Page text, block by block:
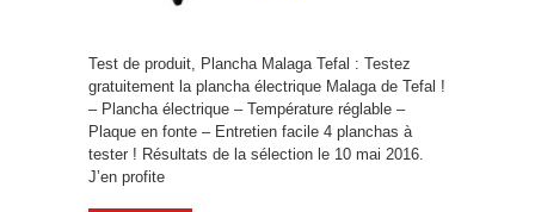
Test de produit, Plancha Malaga Tefal : Testez
gratuitement la plancha électrique Malaga de Tefal !
– Plancha électrique – Température réglable –
Plaque en fonte – Entretien facile 4 planchas à
tester ! Résultats de la sélection le 10 mai 2016.
J’en profite